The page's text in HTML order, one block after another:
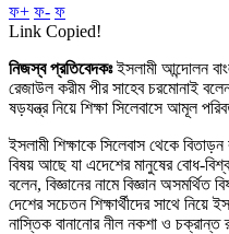
ফ+ ফ- ফ
Link Copied!
নিজস্ব প্রতিবেদকঃইসলামী আন্দোলন
রেজাউল করীম পীর সাহেব চরমোনাই
ষড়যন্ত্র নিয়ে শিক্ষা সিলেবাসে আমূল
ইসলামী শিক্ষাকে সিলেবাস থেকে
বিষয় আছে যা এদেশের মানুষের বোধ-
বলেন, বিজ্ঞানের নামে বিজ্ঞান
দেশের সচেতন শিক্ষার্থীদের সাথে নিয়ে
নাস্তিক বানানোর নীল নকশা ও চক্রান্ত